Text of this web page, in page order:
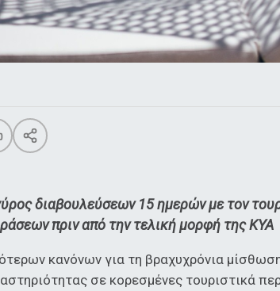
διαβουλεύσεων 15 ημερών με τον
πριν από την τελική μορφή της ΚΥΑ
κανόνων για τη βραχυχρόνια
σε κορεσμένες τουριστικά